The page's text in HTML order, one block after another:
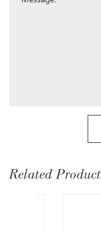
Related Product